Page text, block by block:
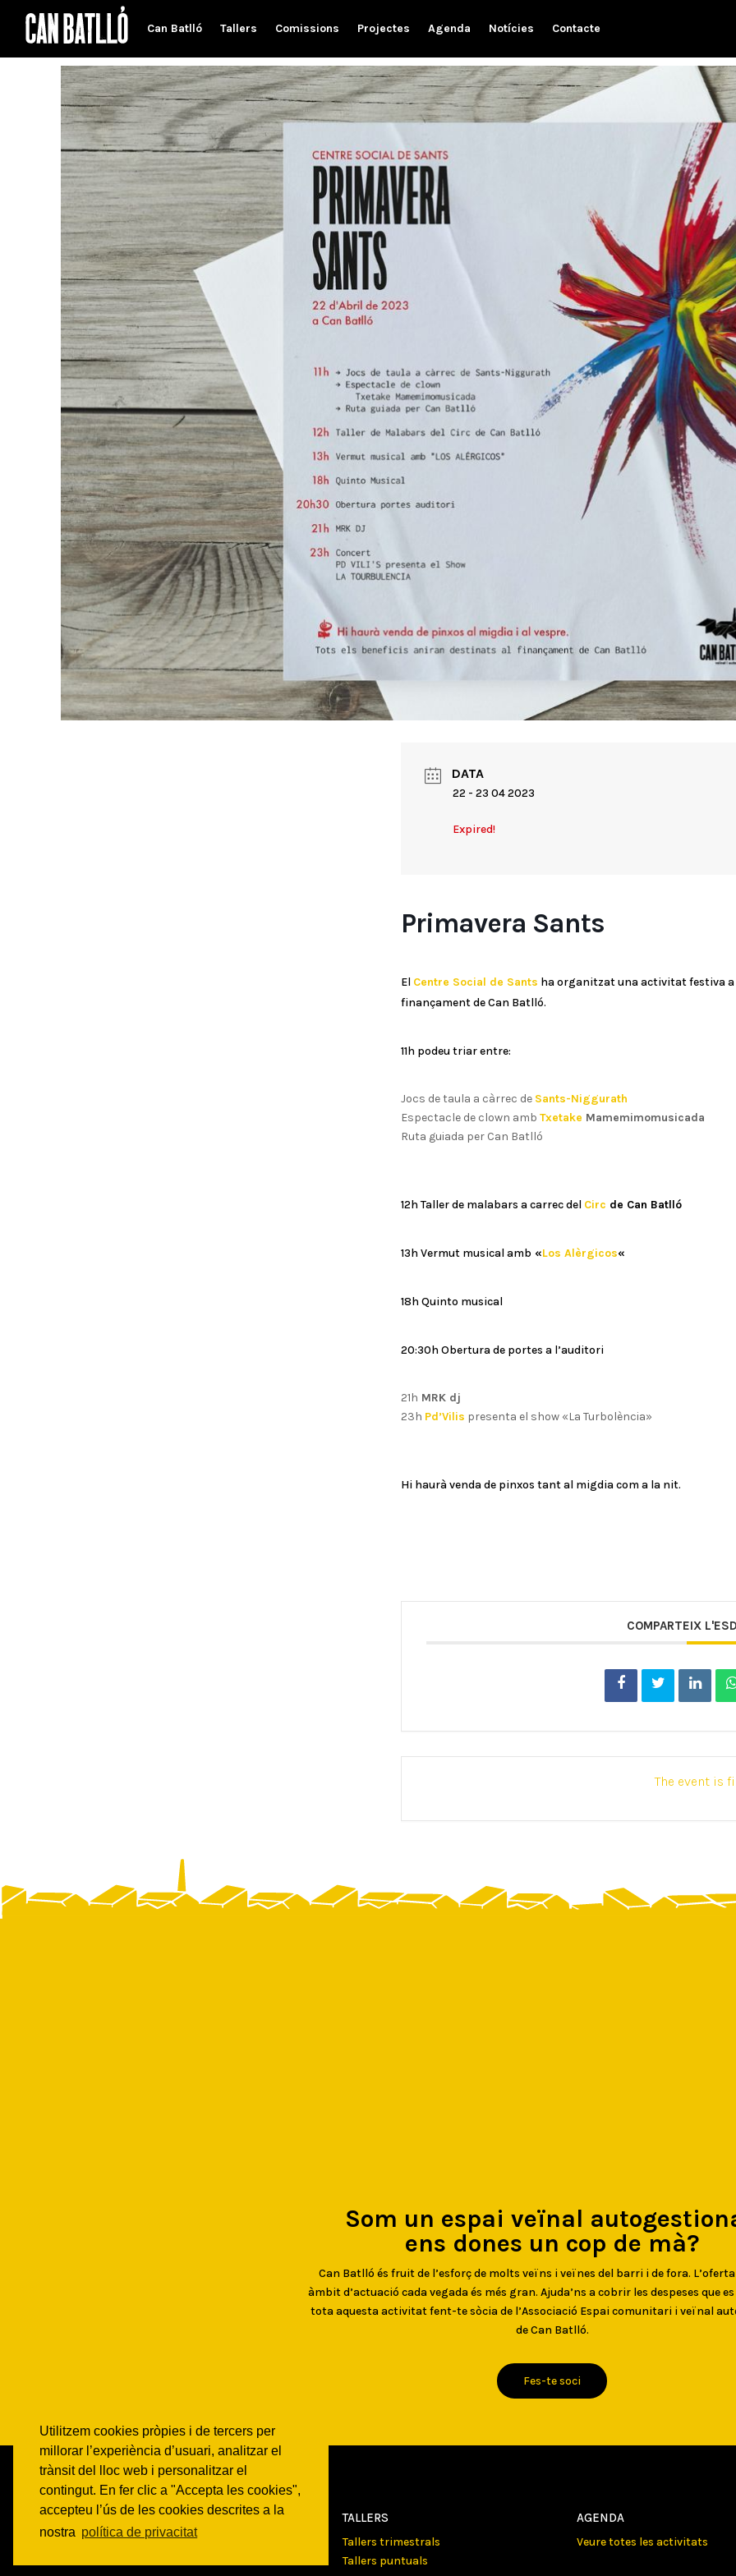
Utilitzem cookies pròpies i de tercers per
millorar l’experiència d’usuari, analitzar el
trànsit del lloc web i personalitzar el
contingut. En fer clic a "Accepta les cookies",
accepteu l’ús de les cookies descrites a la
nostra política de privacitat
Can Batlló Tallers Comissions Projectes Agenda Notícies Contacte
DATA
22 - 23 04 2023
Expired!
Primavera Sants
El Centre Social de Sants ha organitzat una activitat festiva
finançament de Can Batlló.
11h podeu triar entre:
Jocs de taula a càrrec de Sants-Niggurath
Espectacle de clown amb Txetake Mamemimomusicada
Ruta guiada per Can Batlló
12h Taller de malabars a carrec del Circ de Can Batlló
13h Vermut musical amb «Los Alèrgicos«
18h Quinto musical
20:30h Obertura de portes a l’auditori
21h MRK dj
23h Pd’Vilis presenta el show «La Turbolència»
Hi haurà venda de pinxos tant al migdia com a la nit.
COMPARTEIX
The event is
Som un espai veïnal
ens dones un cop de mà?
Can Batlló és fruit de l’esforç de molts veïns i veïnes del barri i de fora.
àmbit d’actuació cada vegada és més gran. Ajuda’ns a cobrir les despeses que
tota aquesta activitat fent-te sòcia de l’Associació Espai comunitari i veïnal
de Can Batlló.
Fes-te soci
CANBATLLÓ
Qui som
TALLERS
Tallers trimestrals
Tallers puntuals
AGENDA
Veure totes les activitats